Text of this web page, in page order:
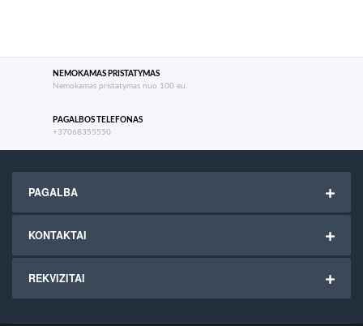
NEMOKAMAS PRISTATYMAS
Nemokamas pristatymas nuo 100 eu.
PAGALBOS TELEFONAS
+37068355550
PAGALBA
KONTAKTAI
REKVIZITAI